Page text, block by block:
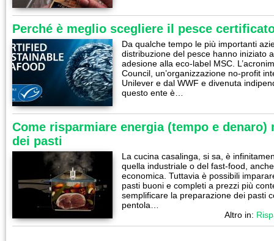
Perché è meglio scegliere il pesce
Da qualche tempo le più importanti
distribuzione del pesce hanno iniziato
adesione alla eco-label MSC.
Council, un’organizzazione no-profit
Unilever e dal WWF e divenuta
questo ente è…
Come risparmiare energia (tempo e denaro)
dei pasti
La cucina casalinga, si sa, è
quella industriale o del fast-food,
economica. Tuttavia è possibili
pasti buoni e completi a prezzi più
semplificare la preparazione dei pasti
pentola…
Altro in: